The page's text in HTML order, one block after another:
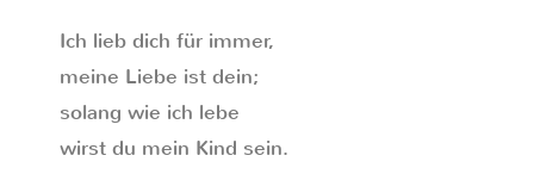
Ich lieb dich für immer,
meine Liebe ist dein;
solang wie ich lebe
wirst du mein Kind sein.